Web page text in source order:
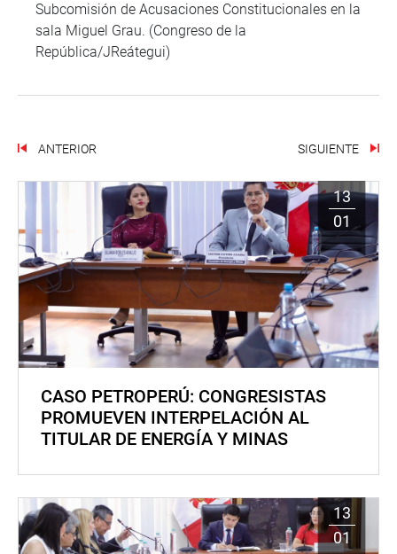
Subcomisión de Acusaciones Constitucionales en la
sala Miguel Grau. (Congreso de la
República/JReátegui)
ANTERIOR SIGUIENTE
13
01
CASO PETROPERÚ: CONGRESISTAS
PROMUEVEN INTERPELACIÓN AL
TITULAR DE ENERGÍA Y MINAS
13
01